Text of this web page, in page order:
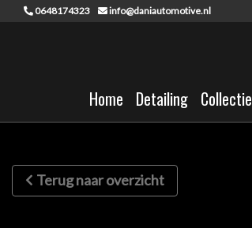
0648174323 info@daniautomotive.nl
Home Detailing Collectie
Terug naar overzicht